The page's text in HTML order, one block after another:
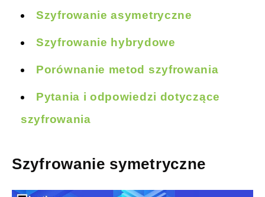
Szyfrowanie asymetryczne
Szyfrowanie hybrydowe
Porównanie metod szyfrowania
Pytania i odpowiedzi dotyczące
szyfrowania
Szyfrowanie symetryczne